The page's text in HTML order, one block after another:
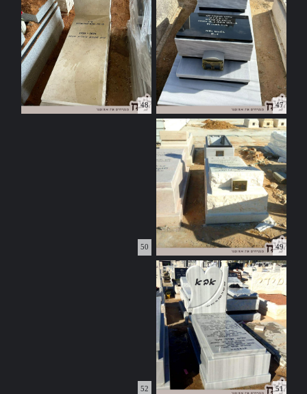
47
48
49
50
51
52